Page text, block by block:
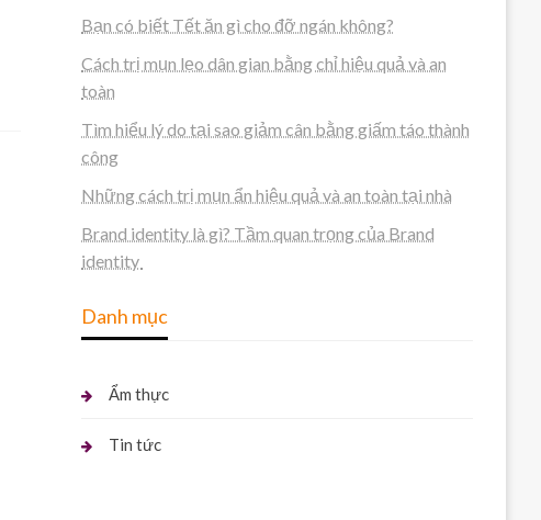
Bạn có biết Tết ăn gì cho đỡ ngán không?
Cách trị mụn lẹo dân gian bằng chỉ hiệu quả và an
toàn
Tìm hiểu lý do tại sao giảm cân bằng giấm táo thành
công
Những cách trị mụn ẩn hiệu quả và an toàn tại nhà
Brand identity là gì? Tầm quan trọng của Brand
identity
Danh mục
Ẩm thực
Tin tức